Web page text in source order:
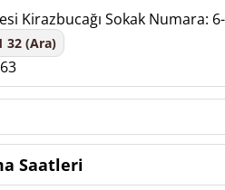
Kirazbucağı Sokak Numara:
32 (Ara)
Saatleri